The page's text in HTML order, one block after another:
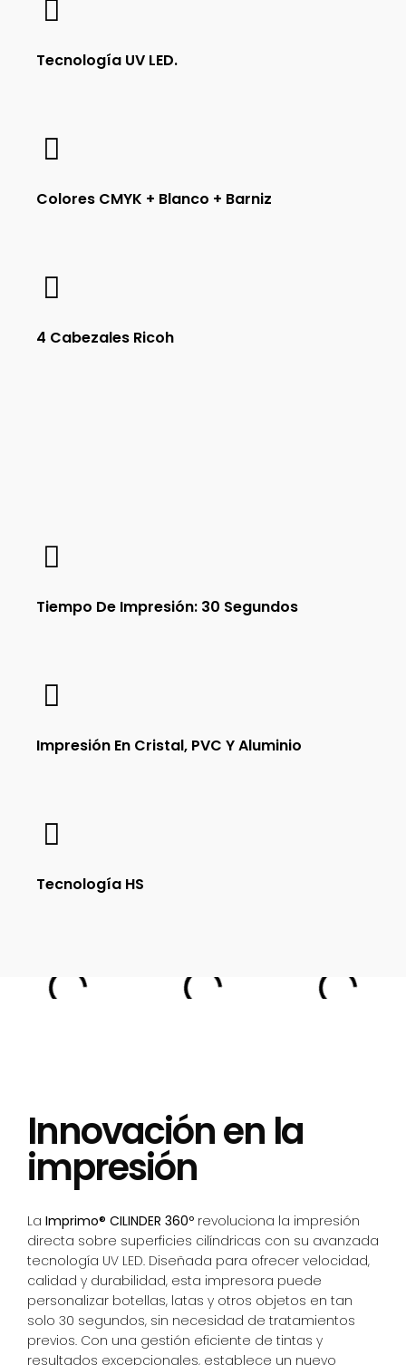
Tecnología UV LED.
Colores CMYK + Blanco + Barniz
4 Cabezales Ricoh
Tiempo De Impresión: 30 Segundos
Impresión En Cristal, PVC Y Aluminio
Tecnología HS
Innovación en la
impresión
La Imprimo® CILINDER 360º revoluciona la impresión
directa sobre superficies cilíndricas con su avanzada
tecnología UV LED. Diseñada para ofrecer velocidad,
calidad y durabilidad, esta impresora puede
personalizar botellas, latas y otros objetos en tan
solo 30 segundos, sin necesidad de tratamientos
previos. Con una gestión eficiente de tintas y
resultados excepcionales, establece un nuevo